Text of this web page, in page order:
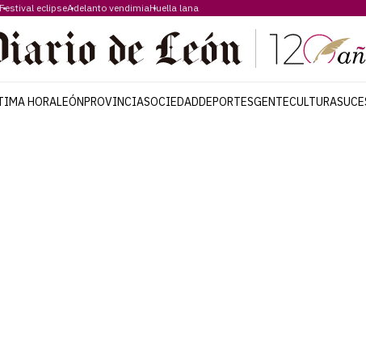
Festival eclipseAdelanto vendimiaHuella lana
HORALEÓNPROVINCIASOCIEDADDEPORTESGENTECULTURA